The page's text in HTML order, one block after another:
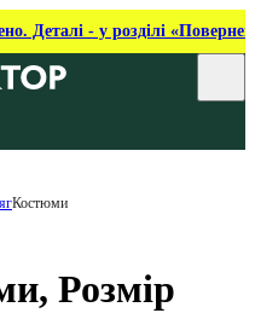
Деталі - у розділі
Костюми
Розмір